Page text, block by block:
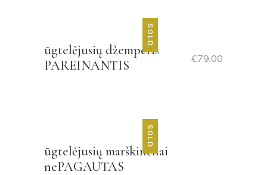
SOLD
ūgtelėjusių džemperis
PAREINANTIS
€79.00
SOLD
ūgtelėjusių marškinėliai
nePAGAUTAS